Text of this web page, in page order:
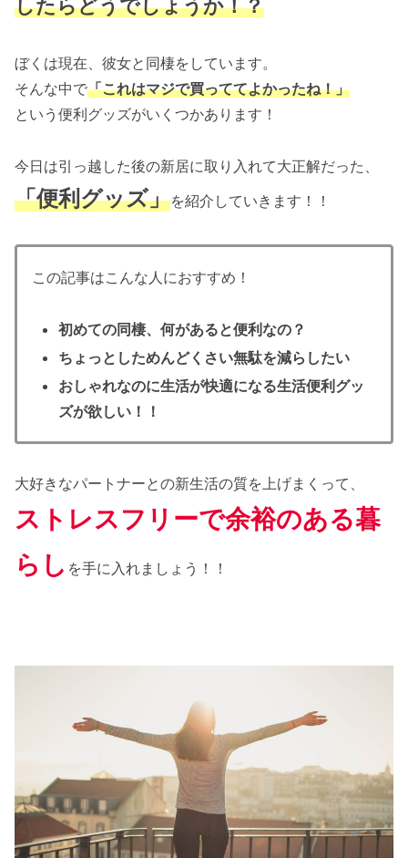
したらどうでしょうか！？
ぼくは現在、彼女と同棲をしています。
そんな中で「これはマジで買っててよかったね！」
という便利グッズがいくつかあります！
今日は引っ越した後の新居に取り入れて大正解だった、
「便利グッズ」を紹介していきます！！
この記事はこんな人におすすめ！
初めての同棲、何があると便利なの？
ちょっとしためんどくさい無駄を減らしたい
おしゃれなのに生活が快適になる生活便利グッ
ズが欲しい！！
大好きなパートナーとの新生活の質を上げまくって、
ストレスフリーで余裕のある暮
らし を手に入れましょう！！